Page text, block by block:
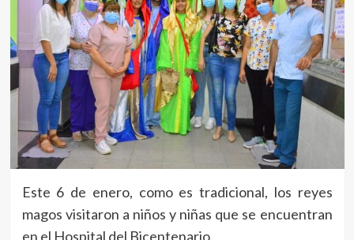
Este 6 de enero, como es tradicional, los reyes
magos visitaron a niños y niñas que se encuentran
en el Hospital del Bicentenario.